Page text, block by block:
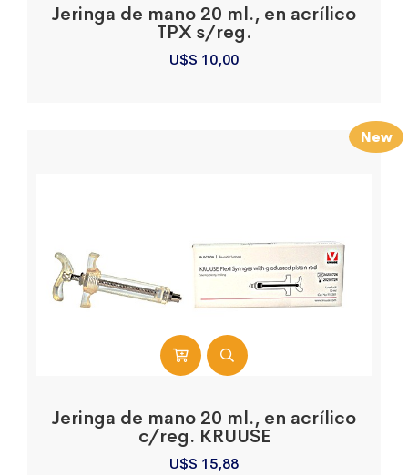
Jeringa de mano 20 ml., en acrílico
TPX s/reg.
U$S 10,00
Jeringa de mano 20 ml., en acrílico
c/reg. KRUUSE
U$S 15,88
New